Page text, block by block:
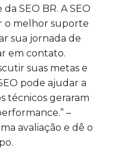
SEO BR. A SEO
o melhor suporte
sua jornada de
em contato.
suas metas e
pode ajudar a
técnicos geraram
–
avaliação e dê o